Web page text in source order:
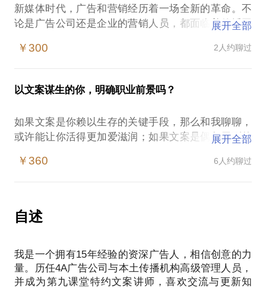
新媒体时代，广告和营销经历着一场全新的革命。不
论是广告公司还是企业的营销人员，都面临着传播困
播中的困扰？又该如何寻找传播重点？
帮助，愿意与你交流的内容包括：
新传播背景下传播矩阵搭建；
展开全部
￥300 2人约聊过
以文案谋生的你，明确职业前景吗？
如果文案是你赖以生存的关键手段，那么和我聊聊，
或许能让你活得更加爱滋润；如果文案是偶尔用到的
这个话题面向各种需要书写文案的人士，能够帮助你
具有深刻体会，后来成为第九课堂特约文案讲师，积
累了更为丰富的经验。
快速诊断文案水准；
量身定制文案提升策略；
展开全部
￥360 6人约聊过
自述
我是一个拥有15年经验的资深广告人，相信创意的力
量。历任4A广告公司与本土传播机构高级管理人员，
并成为第九课堂特约文案讲师，喜欢交流与更新知